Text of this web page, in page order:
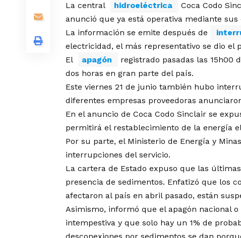
La central hidroeléctrica
Coca Codo
anunció que ya está operativa mediante
La información se emite después de
electricidad, el más representativo se dio el
El
apagón
registrado pasadas las 15h00
dos horas en gran parte del país.
Este viernes 21 de junio también hubo
diferentes empresas proveedoras
En el anuncio de Coca Codo Sinclair se
permitirá el restablecimiento de la energía
Por su parte, el Ministerio de Energía y
interrupciones del servicio.
La cartera de Estado expuso que las
presencia de sedimentos. Enfatizó que los
afectaron al país en abril pasado, están
Asimismo, informó que el apagón nacional
intempestiva y que solo hay un 1% de